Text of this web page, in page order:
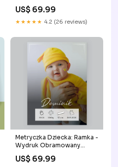
70 Urodziny
US$ 69.99
★★★★★ 4.2 (26 reviews)
Metryczka Dziecka: Ramka -
Wydruk Obramowany
US$ 69.99